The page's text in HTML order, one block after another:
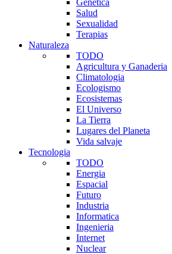
Salud
Sexualidad
Terapias
Naturaleza
TODO
Agricultura y Ganaderia
Climatologia
Ecologismo
Ecosistemas
El Universo
La Tierra
Lugares del Planeta
Vida salvaje
Tecnologia
TODO
Energia
Espacial
Futuro
Industria
Informatica
Ingenieria
Internet
Nuclear